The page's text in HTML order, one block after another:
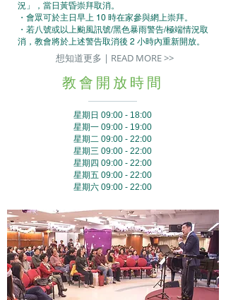
況」，當日黃昏崇拜取消。
・會眾可於主日早上 10 時在家參與網上崇拜。
・若八號或以上颱風訊號/黑色暴雨警告/極端情況取
消，教會將於上述警告取消後 2 小時內重新開放。
想知道更多 | READ MORE >>
​教會開放時間
星期日 09:00 - 18:00
星期一 09:00 - 19:00
星期二 09:00 - 22:00
星期三 09:00 - 22:00
星期四 09:00 - 22:00
星期五 09:00 - 22:00
星期六 09:00 - 22:00